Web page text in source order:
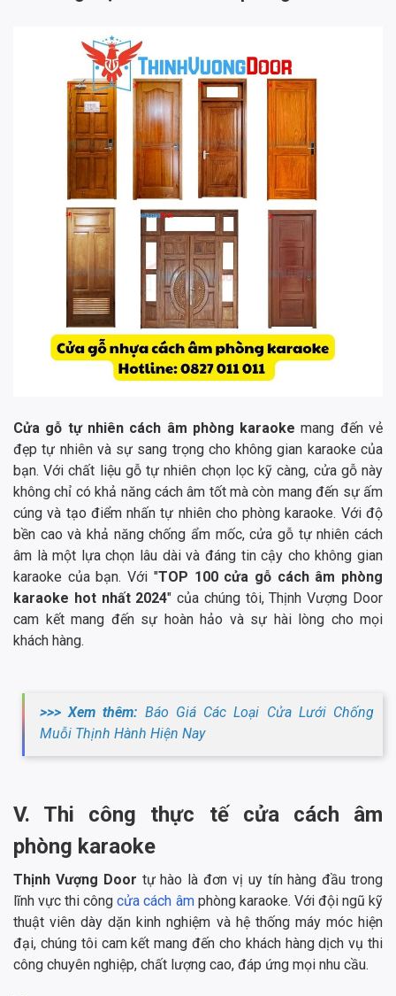
Cửa gỗ tự nhiên cách âm phòng karaoke mang đến vẻ
đẹp tự nhiên và sự sang trọng cho không gian karaoke của
bạn. Với chất liệu gỗ tự nhiên chọn lọc kỹ càng, cửa gỗ này
không chỉ có khả năng cách âm tốt mà còn mang đến sự ấm
cúng và tạo điểm nhấn tự nhiên cho phòng karaoke. Với độ
bền cao và khả năng chống ẩm mốc, cửa gỗ tự nhiên cách
âm là một lựa chọn lâu dài và đáng tin cậy cho không gian
karaoke của bạn. Với "TOP 100 cửa gỗ cách âm phòng
karaoke hot nhất 2024" của chúng tôi, Thịnh Vượng Door
cam kết mang đến sự hoàn hảo và sự hài lòng cho mọi
khách hàng.
>>> Xem thêm: Báo Giá Các Loại Cửa Lưới Chống
Muỗi Thịnh Hành Hiện Nay
V. Thi công thực tế cửa cách âm
phòng karaoke
Thịnh Vượng Door tự hào là đơn vị uy tín hàng đầu trong
lĩnh vực thi côngcửa cách âmphòng karaoke. Với đội ngũ kỹ
thuật viên dày dặn kinh nghiệm và hệ thống máy móc hiện
đại, chúng tôi cam kết mang đến cho khách hàng dịch vụ thi
công chuyên nghiệp, chất lượng cao, đáp ứng mọi nhu cầu.